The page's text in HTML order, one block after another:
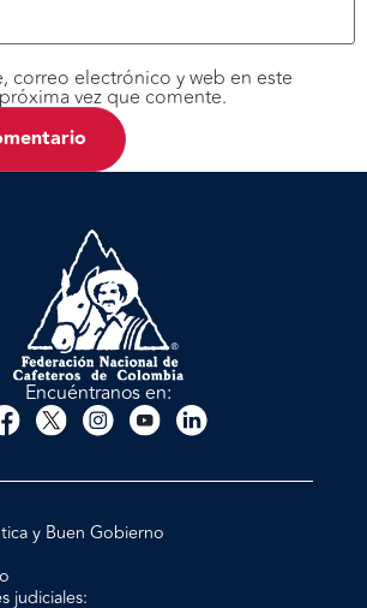
correo electrónico y web en este
vez que comente.
Encuéntranos en:
y Buen Gobierno
judiciales: